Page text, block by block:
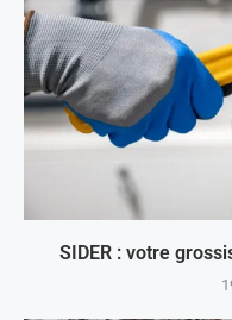
SIDER : votre